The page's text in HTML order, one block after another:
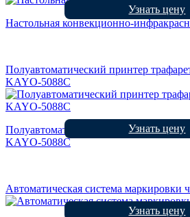
Настольная конвекционно-
Узнать цену
Полуавтоматический принтер
KAYO-5088C
Полуавтоматический принтер
KAYO-5088C
Узнать цену
Автоматическая система маркировки
Узнать цену